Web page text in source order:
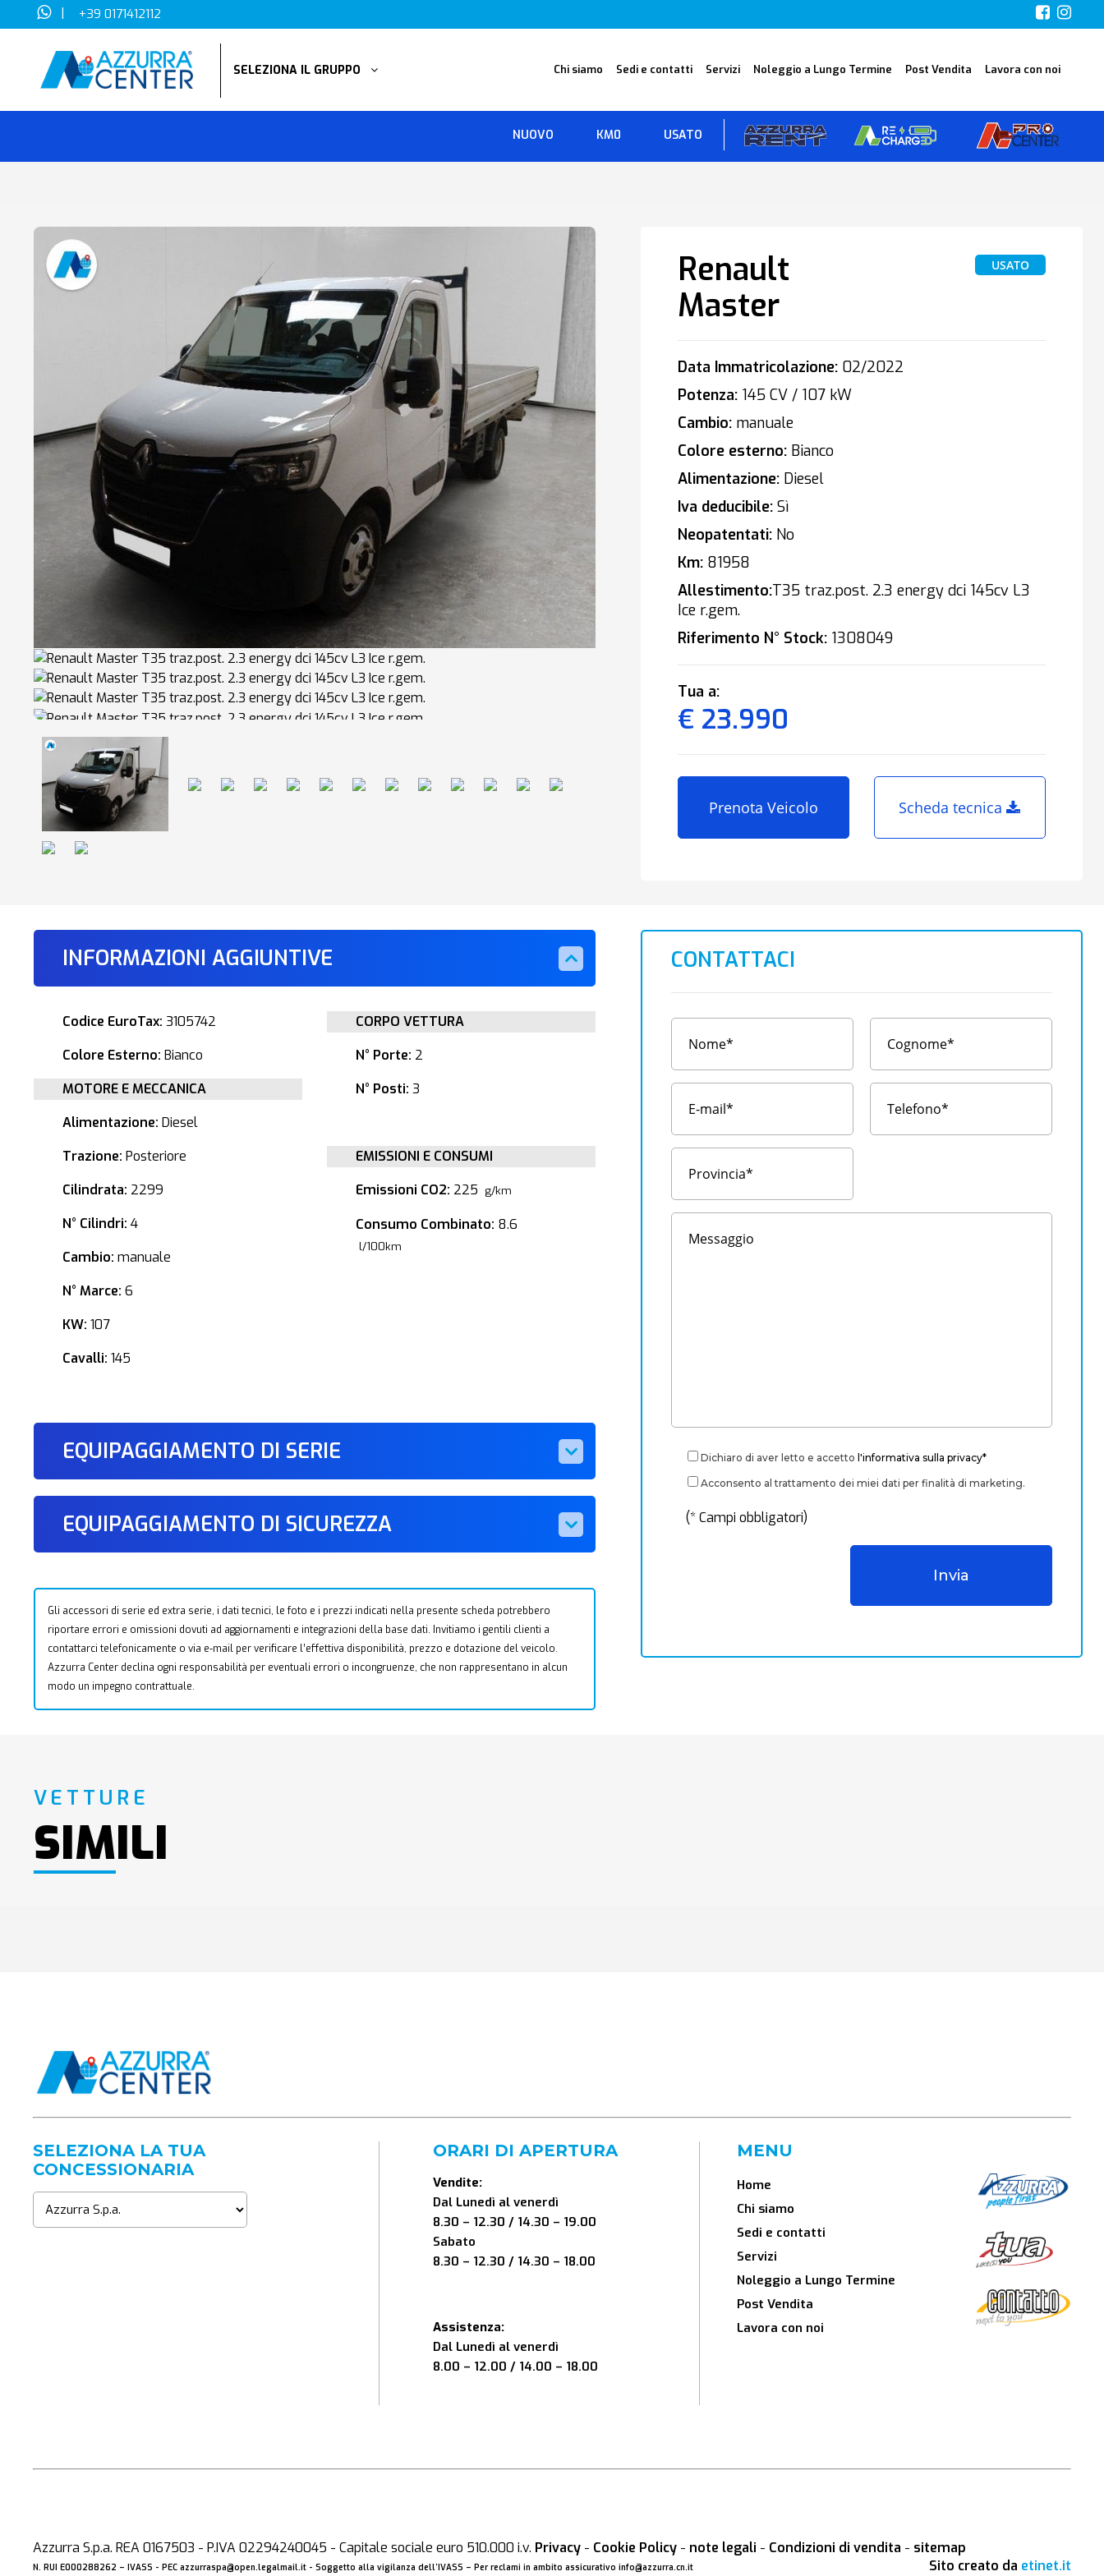
| +39 0171412112
SELEZIONA IL GRUPPO Chi siamo Sedi e contatti Servizi Noleggio a Lungo Termine Post Vendita Lavora con noi
NUOVO KM0 USATO
Renault
Master
USATO
Data Immatricolazione:02/2022
Potenza:145 CV / 107 kW
Cambio:manuale
Colore esterno:Bianco
Alimentazione:Diesel
Iva deducibile:Sì
Neopatentati:No
Km:81958
Allestimento:T35 traz.post. 2.3 energy dci 145cv L3
Ice r.gem.
Riferimento N° Stock:1308049
Tua a:
€ 23.990
Prenota Veicolo Scheda tecnica
INFORMAZIONI AGGIUNTIVE
Codice EuroTax: 3105742
Colore Esterno: Bianco
MOTORE E MECCANICA
Alimentazione: Diesel
Trazione: Posteriore
Cilindrata: 2299
N° Cilindri: 4
Cambio: manuale
N° Marce: 6
KW: 107
Cavalli: 145
CORPO VETTURA
N° Porte: 2
N° Posti: 3
EMISSIONI E CONSUMI
Emissioni CO2: 225 g/km
Consumo Combinato: 8.6
l/100km
EQUIPAGGIAMENTO DI SERIE
EQUIPAGGIAMENTO DI SICUREZZA
Gli accessori di serie ed extra serie, i dati tecnici, le foto e i prezzi indicati nella presente scheda potrebbero
riportare errori e omissioni dovuti ad aggiornamenti e integrazioni della base dati. Invitiamo i gentili clienti a
contattarci telefonicamente o via e-mail per verificare l’effettiva disponibilità, prezzo e dotazione del veicolo.
Azzurra Center declina ogni responsabilità per eventuali errori o incongruenze, che non rappresentano in alcun
modo un impegno contrattuale.
CONTATTACI
Dichiaro di aver letto e accetto l'informativa sulla privacy*
Acconsento al trattamento dei miei dati per finalità di marketing.
(* Campi obbligatori)
VETTURE
SIMILI
SELEZIONA LA TUA
CONCESSIONARIA
ORARI DI APERTURA
Vendite:
Dal Lunedì al venerdì
8.30 – 12.30 / 14.30 – 19.00
Sabato
8.30 – 12.30 / 14.30 – 18.00
Assistenza:
Dal Lunedì al venerdì
8.00 – 12.00 / 14.00 – 18.00
MENU
Home
Chi siamo
Sedi e contatti
Servizi
Noleggio a Lungo Termine
Post Vendita
Lavora con noi
Azzurra S.p.a. REA 0167503 - P.IVA 02294240045 - Capitale sociale euro 510.000 i.v. Privacy - Cookie Policy - note legali - Condizioni di vendita - sitemap
Sito creato da etinet.it
N. RUI E000288262 –IVASS - PECazzurraspa@open.legalmail.it - Soggetto alla vigilanza dell’IVASS – Per reclami in ambito assicurativoinfo@azzurra.cn.it